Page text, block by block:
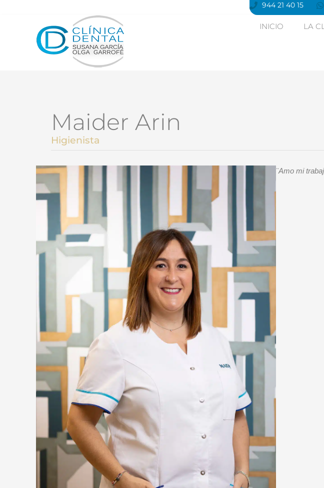
944 21 40 15
INICIO LA
Maider Arin
Higienista
¨Amo mi